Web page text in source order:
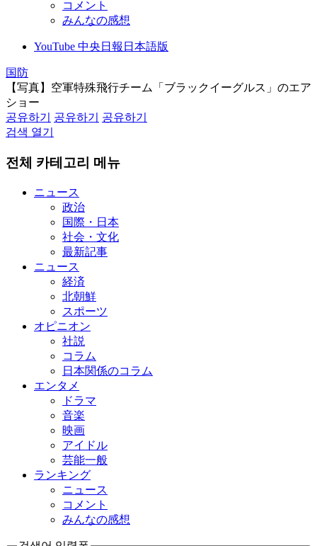
コメント
みんなの感想
YouTube 中央日報日本語版
国防
【写真】空軍特殊飛行チーム「ブラックイーグルス」のエア
ショー
공유하기
공유하기
공유하기
검색 열기
전체 카테고리 메뉴
ニュース
政治
国際・日本
社会・文化
最新記事
ニュース
経済
北朝鮮
スポーツ
オピニオン
社説
コラム
日本関係のコラム
エンタメ
ドラマ
音楽
映画
アイドル
芸能一般
ランキング
ニュース
コメント
みんなの感想